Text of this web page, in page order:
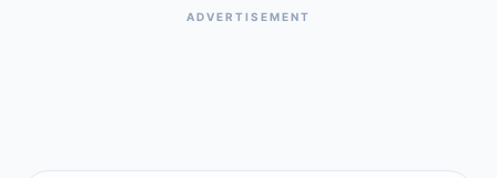
ADVERTISEMENT